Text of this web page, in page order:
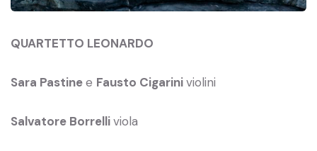
QUARTETTO LEONARDO
Sara Pastinee Fausto Cigariniviolini
Salvatore Borrelliviola